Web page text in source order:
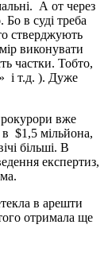
А от через
в суді треба
стверджують
виконувати
частки. Тобто,
і т.д. ). Дуже
вже
в $1,5 мільйона,
більші. В
експертиз,
в арешти
отримала ще